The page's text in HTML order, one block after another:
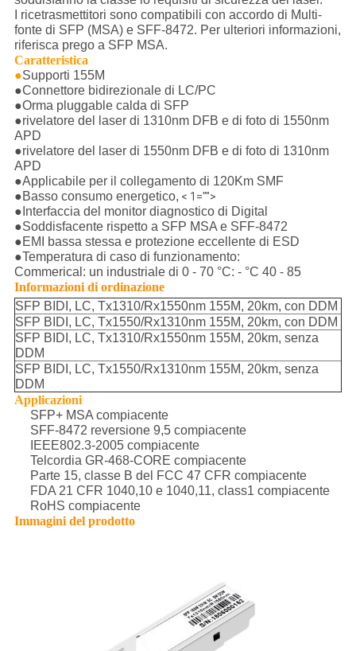
I ricetrasmettitori sono compatibili con accordo di Multi-
fonte di SFP (MSA) e SFF-8472. Per ulteriori informazioni,
riferisca prego a SFP MSA.
Caratteristica
●Supporti 155M
●Connettore bidirezionale di LC/PC
●Orma pluggable calda di SFP
●rivelatore del laser di 1310nm DFB e di foto di 1550nm
APD
●rivelatore del laser di 1550nm DFB e di foto di 1310nm
APD
●Applicabile per il collegamento di 120Km SMF
●Basso consumo energetico, < 1="">
●Interfaccia del monitor diagnostico di Digital
●Soddisfacente rispetto a SFP MSA e SFF-8472
●EMI bassa stessa e protezione eccellente di ESD
●Temperatura di caso di funzionamento:
Commerical: un industriale di 0 - 70 °C: - °C 40 - 85
Informazioni di ordinazione
SFP BIDI, LC, Tx1310/Rx1550nm 155M, 20km, con DDM
SFP BIDI, LC, Tx1550/Rx1310nm 155M, 20km, con DDM
SFP BIDI, LC, Tx1310/Rx1550nm 155M, 20km, senza
DDM
SFP BIDI, LC, Tx1550/Rx1310nm 155M, 20km, senza
DDM
Applicazioni
SFP+ MSA compiacente
SFF-8472 reversione 9,5 compiacente
IEEE802.3-2005 compiacente
Telcordia GR-468-CORE compiacente
Parte 15, classe B del FCC 47 CFR compiacente
FDA 21 CFR 1040,10 e 1040,11, class1 compiacente
RoHS compiacente
Immagini del prodotto